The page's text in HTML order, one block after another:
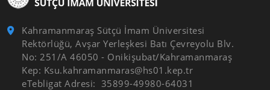
Kahramanmaraş Sütçü İmam Üniversitesi
Rektörlüğü, Avşar Yerleşkesi Batı Çevreyolu Blv.
No: 251/A 46050 - Onikişubat/Kahramanmaraş
Kep: Ksu.kahramanmaras@hs01.kep.tr
eTebligat Adresi: 35899-49980-64031